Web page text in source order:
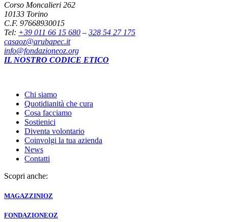
Corso Moncalieri 262
10133 Torino
C.F. 97668930015
Tel: +39 011 66 15 680 – 328 54 27 175
casaoz@arubapec.it
info@fondazioneoz.org
IL NOSTRO CODICE ETICO
Chi siamo
Quotidianità che cura
Cosa facciamo
Sostienici
Diventa volontario
Coinvolgi la tua azienda
News
Contatti
Scopri anche:
MAGAZZINIOZ
FONDAZIONEOZ